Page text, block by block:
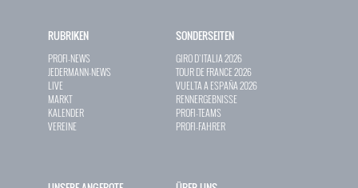
RUBRIKEN
PROFI-NEWS
JEDERMANN-NEWS
LIVE
MARKT
KALENDER
VEREINE
SONDERSEITEN
GIRO D`ITALIA 2026
TOUR DE FRANCE 2026
VUELTA A ESPAÑA 2026
RENNERGEBNISSE
PROFI-TEAMS
PROFI-FAHRER